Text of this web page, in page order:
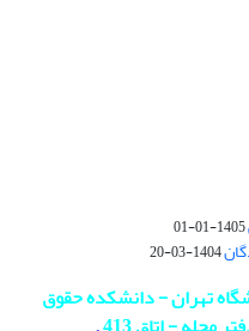
1405-01-01
1404-03-20
تهران - دانشکده حقوق